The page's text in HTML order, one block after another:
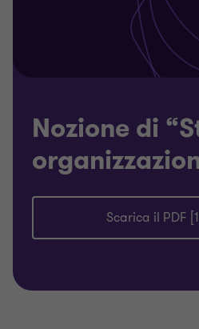
Nozione di
Scarica il PDF